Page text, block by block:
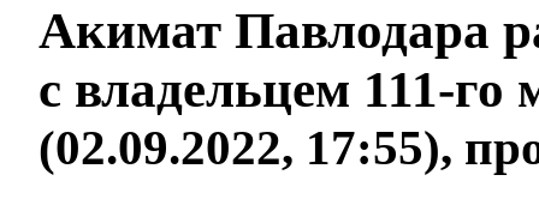
Акимат Павлодара
с владельцем 111-
(02.09.2022, 17:55),